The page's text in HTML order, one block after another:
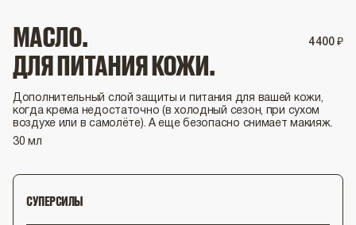
МАСЛО.
ДЛЯ ПИТАНИЯ КОЖИ.
4400₽
Дополнительный слой защиты и питания для вашей кожи,
когда крема недостаточно (в холодный сезон, при сухом
воздухе или в самолёте). А еще безопасно снимает макияж.
30 мл
СУПЕРСИЛЫ